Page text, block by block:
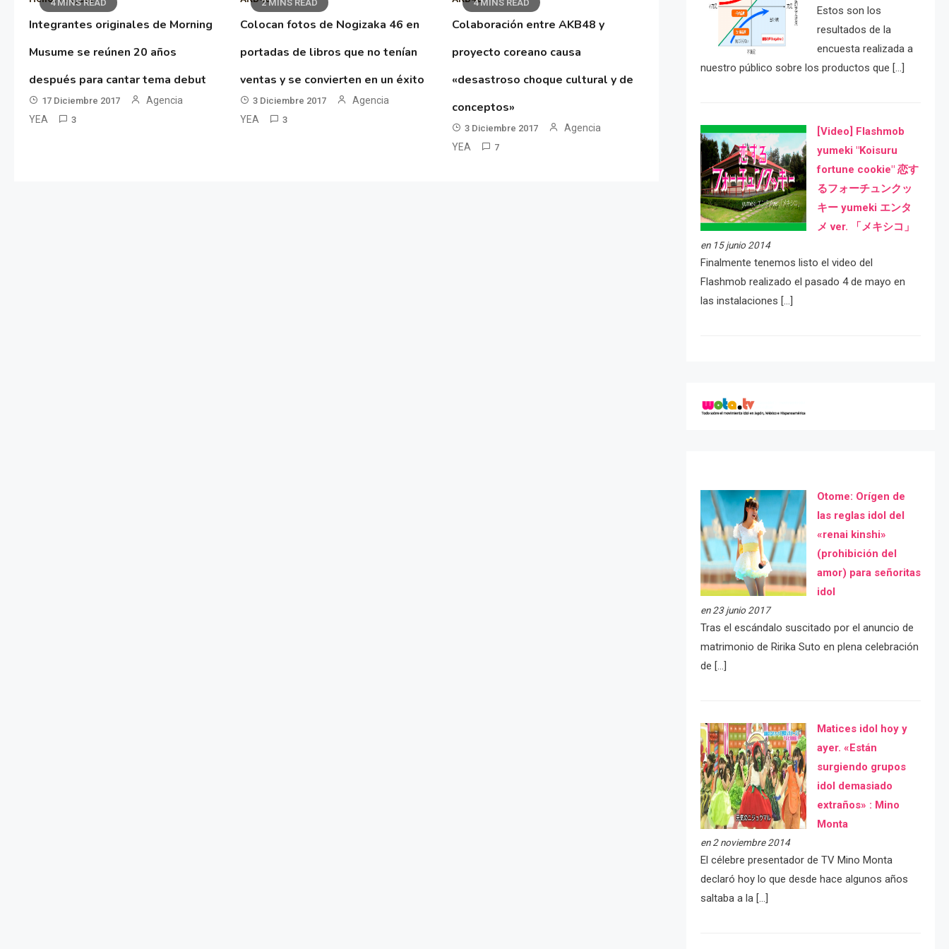
4 MINS READ
Integrantes originales de Morning
Musume se reúnen 20 años
después para cantar tema debut
17 Diciembre 2017
Agencia
YEA
3
2 MINS READ
Colocan fotos de Nogizaka 46 en
portadas de libros que no tenían
ventas y se convierten en un éxito
3 Diciembre 2017
Agencia
YEA
3
4 MINS READ
Colaboración entre AKB48 y
proyecto coreano causa
«desastroso choque cultural y de
conceptos»
3 Diciembre 2017
Agencia
YEA
7
Estos son los
resultados de la
encuesta realizada a
nuestro público sobre los productos que […]
[Video] Flashmob
yumeki "Koisuru
fortune cookie" 恋す
るフォーチュンクッ
キー yumeki エンタ
メ ver. 「メキシコ」
en 15 junio 2014
Finalmente tenemos listo el video del
Flashmob realizado el pasado 4 de mayo en
las instalaciones […]
Otome: Orígen de
las reglas idol del
«renai kinshi»
(prohibición del
amor) para señoritas
idol
en 23 junio 2017
Tras el escándalo suscitado por el anuncio de
matrimonio de Ririka Suto en plena celebración
de […]
Matices idol hoy y
ayer. «Están
surgiendo grupos
idol demasiado
extraños» : Mino
Monta
en 2 noviembre 2014
El célebre presentador de TV Mino Monta
declaró hoy lo que desde hace algunos años
saltaba a la […]